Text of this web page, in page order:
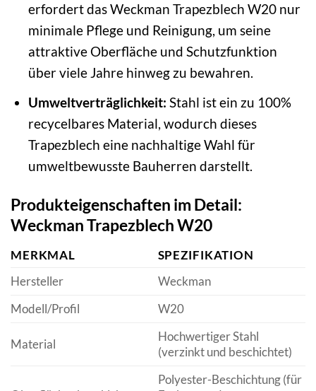
erfordert das Weckman Trapezblech W20 nur
minimale Pflege und Reinigung, um seine
attraktive Oberfläche und Schutzfunktion
über viele Jahre hinweg zu bewahren.
Umweltverträglichkeit: Stahl ist ein zu 100%
recycelbares Material, wodurch dieses
Trapezblech eine nachhaltige Wahl für
umweltbewusste Bauherren darstellt.
Produkteigenschaften im Detail:
Weckman Trapezblech W20
MERKMAL
SPEZIFIKATION
Hersteller
Weckman
Modell/Profil
W20
Material
Hochwertiger Stahl
(verzinkt und beschichtet)
Polyester-Beschichtung (für